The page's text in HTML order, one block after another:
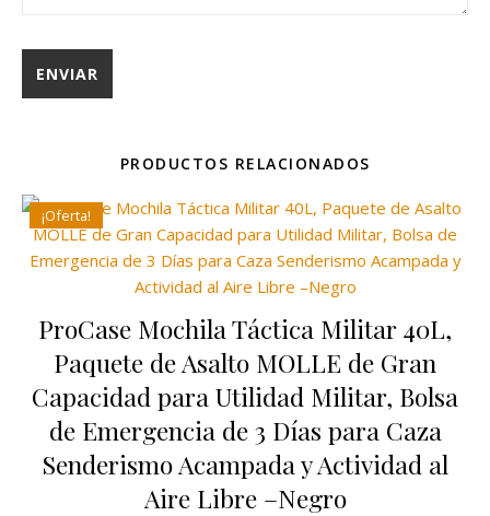
PRODUCTOS RELACIONADOS
¡Oferta!
ProCase Mochila Táctica Militar 40L,
Paquete de Asalto MOLLE de Gran
Capacidad para Utilidad Militar, Bolsa
de Emergencia de 3 Días para Caza
Senderismo Acampada y Actividad al
Aire Libre –Negro